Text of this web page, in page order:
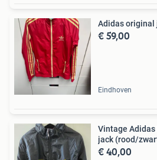
Adidas original
€ 59,00
Eindhoven
Vintage
jack (rood/
€ 40,00